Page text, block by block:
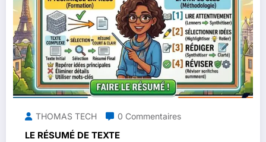
THOMAS TECH 0 Commentaires
LE RÉSUMÉ DE TEXTE